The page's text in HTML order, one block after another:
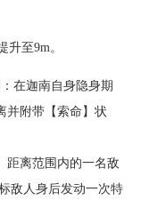
至9m。
在迦南自身隐身期
并附带【索命】状
距离范围内的一名敌
敌人身后发动一次特